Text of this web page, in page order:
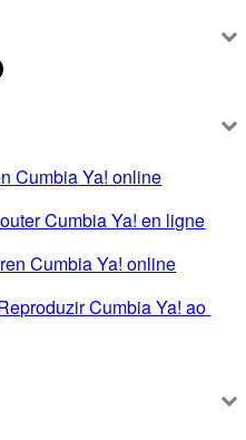
Cumbia Ya! online
Cumbia Ya! en ligne
Cumbia Ya! online
Cumbia Ya! ao